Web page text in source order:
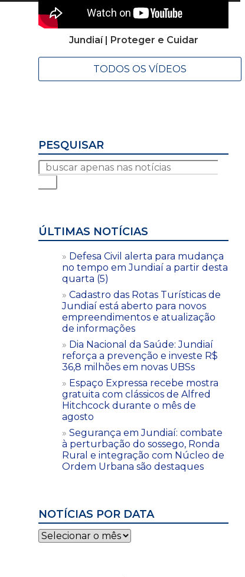
Jundiaí | Proteger e Cuidar
TODOS OS VÍDEOS
PESQUISAR
ÚLTIMAS NOTÍCIAS
Defesa Civil alerta para mudança
no tempo em Jundiaí a partir desta
quarta (5)
Cadastro das Rotas Turísticas de
Jundiaí está aberto para novos
empreendimentos e atualização
de informações
Dia Nacional da Saúde: Jundiaí
reforça a prevenção e investe R$
36,8 milhões em novas UBSs
Espaço Expressa recebe mostra
gratuita com clássicos de Alfred
Hitchcock durante o mês de
agosto
Segurança em Jundiaí: combate
à perturbação do sossego, Ronda
Rural e integração com Núcleo de
Ordem Urbana são destaques
NOTÍCIAS POR DATA
Notícias
por